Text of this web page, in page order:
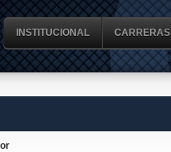
INSTITUCIONAL CARRERAS